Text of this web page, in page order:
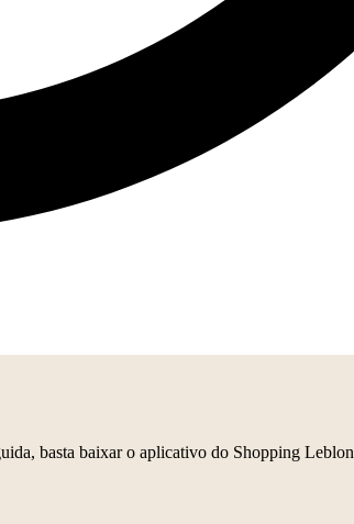
basta baixar o aplicativo do Shopping